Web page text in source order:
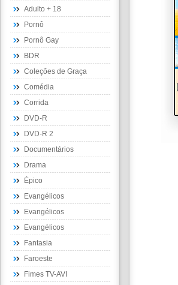
Adulto + 18
Pornô
Pornô Gay
BDR
Coleções de Graça
Comédia
Corrida
DVD-R
DVD-R 2
Documentários
Drama
Épico
Evangélicos
Evangélicos
Evangélicos
Fantasia
Faroeste
Fimes TV-AVI